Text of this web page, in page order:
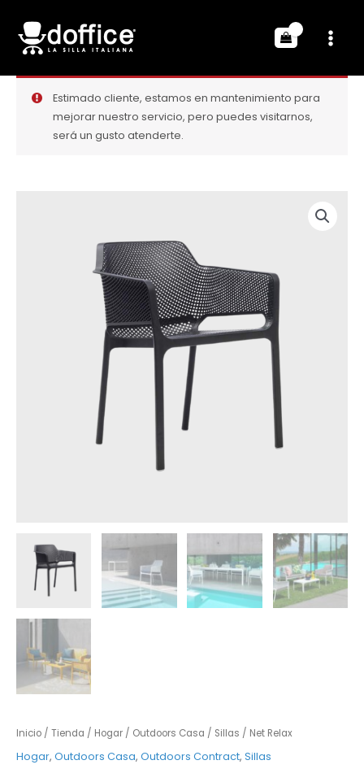
Estimado cliente, estamos en mantenimiento para
mejorar nuestro servicio, pero puedes visitarnos,
será un gusto atenderte.
Inicio / Tienda / Hogar / Outdoors Casa / Sillas / Net Relax
Hogar, Outdoors Casa, Outdoors Contract, Sillas